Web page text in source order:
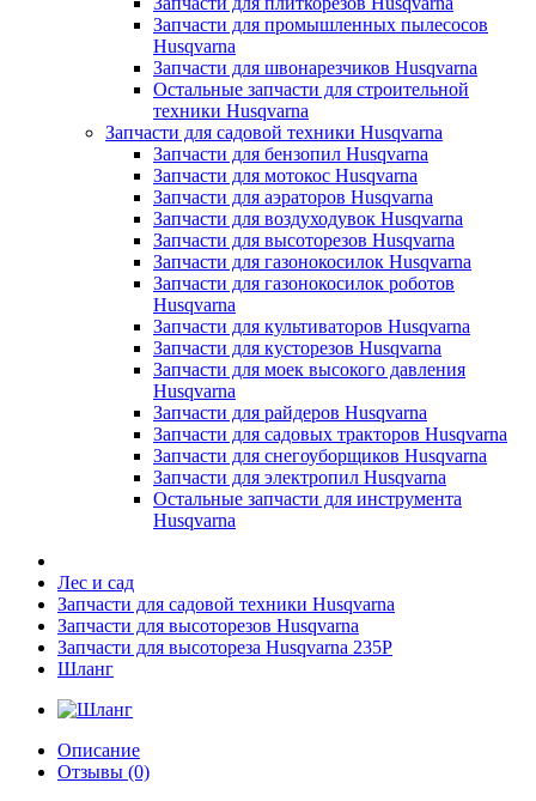
Запчасти для промышленных пылесосов
Husqvarna
Запчасти для швонарезчиков Husqvarna
Остальные запчасти для строительной
техники Husqvarna
Запчасти для садовой техники Husqvarna
Запчасти для бензопил Husqvarna
Запчасти для мотокос Husqvarna
Запчасти для аэраторов Husqvarna
Запчасти для воздуходувок Husqvarna
Запчасти для высоторезов Husqvarna
Запчасти для газонокосилок Husqvarna
Запчасти для газонокосилок роботов
Husqvarna
Запчасти для культиваторов Husqvarna
Запчасти для кусторезов Husqvarna
Запчасти для моек высокого давления
Husqvarna
Запчасти для райдеров Husqvarna
Запчасти для садовых тракторов Husqvarna
Запчасти для снегоуборщиков Husqvarna
Запчасти для электропил Husqvarna
Остальные запчасти для инструмента
Husqvarna
Лес и сад
Запчасти для садовой техники Husqvarna
Запчасти для высоторезов Husqvarna
Запчасти для высотореза Husqvarna 235P
Шланг
Описание
Отзывы (0)